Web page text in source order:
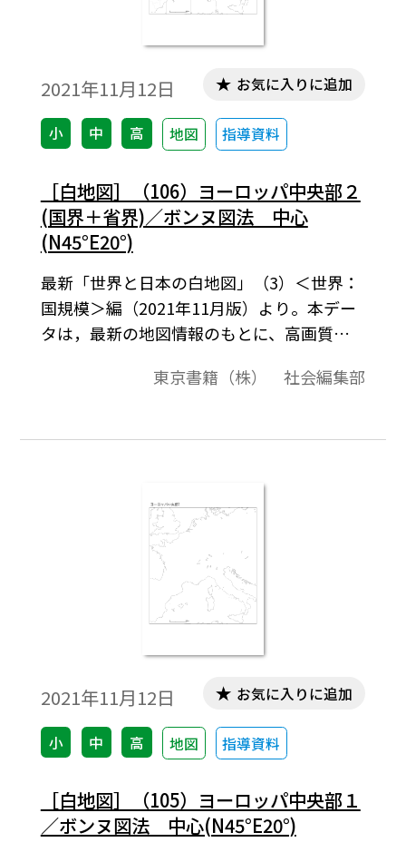
2021年11月12日
小 中 高 地図 指導資料
お気に入りに追加
［白地図］（106）ヨーロッパ中央部２
(国界＋省界)／ボンヌ図法 中心
(N45°E20°)
最新「世界と日本の白地図」（3）＜世界：
国規模＞編（2021年11月版）より。本デー
タは，最新の地図情報のもとに、高画質・
やワークシート作成などで，自由に加工・
東京書籍（株） 社会編集部
2021年11月12日
小 中 高 地図 指導資料
お気に入りに追加
［白地図］（105）ヨーロッパ中央部１
／ボンヌ図法 中心(N45°E20°)